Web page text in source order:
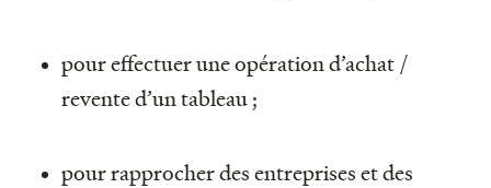
pour effectuer une opération d’achat /
revente d’un tableau ;
pour rapprocher des entreprises et des